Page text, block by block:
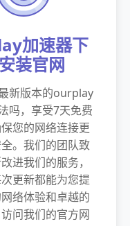
加速器下
装官网
新版本的ourplay
吗，享受7天免费
您的网络连接更
。我们的团队致
进我们的服务，
更新都能为您提
络体验和卓越的
问我们的官方网